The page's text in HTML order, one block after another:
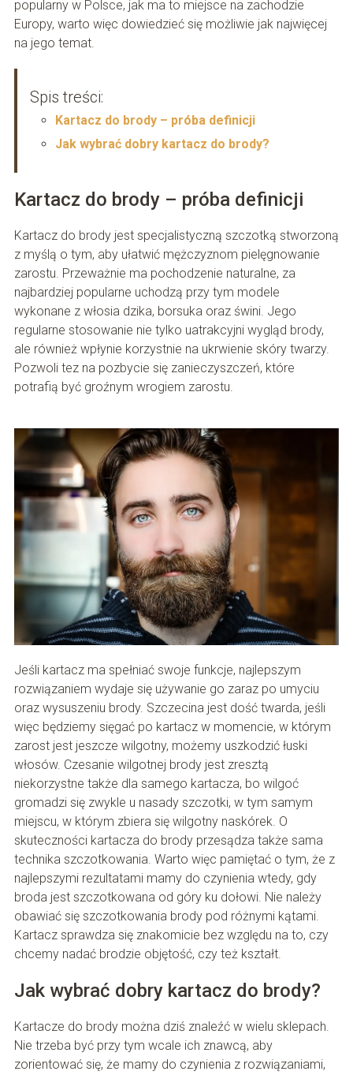
popularny w Polsce, jak ma to miejsce na zachodzie
Europy, warto więc dowiedzieć się możliwie jak najwięcej
na jego temat.
Spis treści:
Kartacz do brody – próba definicji
Jak wybrać dobry kartacz do brody?
Kartacz do brody – próba definicji
Kartacz do brody jest specjalistyczną szczotką stworzoną
z myślą o tym, aby ułatwić mężczyznom pielęgnowanie
zarostu. Przeważnie ma pochodzenie naturalne, za
najbardziej popularne uchodzą przy tym modele
wykonane z włosia dzika, borsuka oraz świni. Jego
regularne stosowanie nie tylko uatrakcyjni wygląd brody,
ale również wpłynie korzystnie na ukrwienie skóry twarzy.
Pozwoli tez na pozbycie się zanieczyszczeń, które
potrafią być groźnym wrogiem zarostu.
Jeśli kartacz ma spełniać swoje funkcje, najlepszym
rozwiązaniem wydaje się używanie go zaraz po umyciu
oraz wysuszeniu brody. Szczecina jest dość twarda, jeśli
więc będziemy sięgać po kartacz w momencie, w którym
zarost jest jeszcze wilgotny, możemy uszkodzić łuski
włosów. Czesanie wilgotnej brody jest zresztą
niekorzystne także dla samego kartacza, bo wilgoć
gromadzi się zwykle u nasady szczotki, w tym samym
miejscu, w którym zbiera się wilgotny naskórek. O
skuteczności kartacza do brody przesądza także sama
technika szczotkowania. Warto więc pamiętać o tym, że z
najlepszymi rezultatami mamy do czynienia wtedy, gdy
broda jest szczotkowana od góry ku dołowi. Nie należy
obawiać się szczotkowania brody pod różnymi kątami.
Kartacz sprawdza się znakomicie bez względu na to, czy
chcemy nadać brodzie objętość, czy też kształt.
Jak wybrać dobry kartacz do brody?
Kartacze do brody można dziś znaleźć w wielu sklepach.
Nie trzeba być przy tym wcale ich znawcą, aby
zorientować się, że mamy do czynienia z rozwiązaniami,